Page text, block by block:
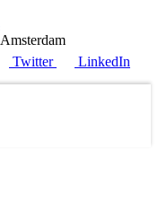
Amsterdam
Twitter
LinkedIn